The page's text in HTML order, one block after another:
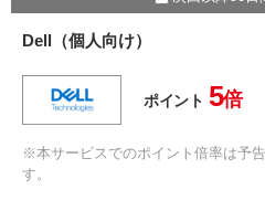
Dell（個人向け）
ポイント 5倍
※本サービスでのポイント倍率は予
す。